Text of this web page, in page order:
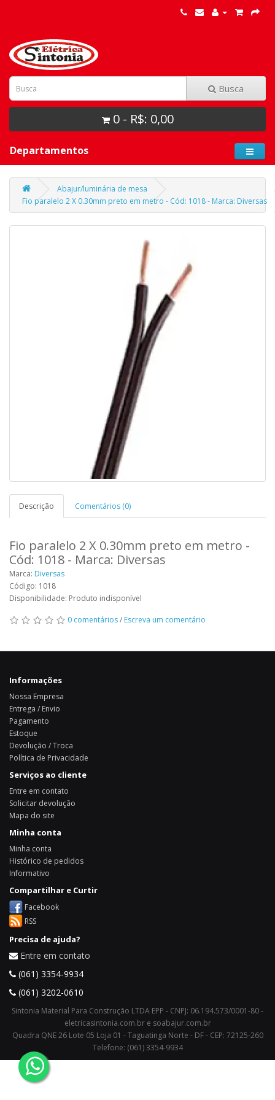
Busca
0 - R$: 0,00
Departamentos
Abajur/luminária de mesa
Fio paralelo 2 X 0.30mm preto em metro - Cód: 1018 - Marca: Diversas
Descrição Comentários (0)
Fio paralelo 2 X 0.30mm preto em metro -
Cód: 1018 - Marca: Diversas
Marca: Diversas
Código: 1018
Disponibilidade: Produto indisponível
0 comentários/ Escreva um comentário
Informações
Nossa Empresa
Entrega / Envio
Pagamento
Estoque
Devolução / Troca
Política de Privacidade
Serviços ao cliente
Entre em contato
Solicitar devolução
Mapa do site
Minha conta
Minha conta
Histórico de pedidos
Informativo
Compartilhar e Curtir
Facebook
RSS
Precisa de ajuda?
Entre em contato
(061) 3354-9934
(061) 3202-0610
Sintonia Material Para Construção LTDA EPP - CNPJ: 06.194.573/0001-80 -
eletricasintonia.com.br e soabajur.com.br
Quadra QNE 26 Lote 05 Loja 01 - Taguatinga Norte - DF - CEP: 72125-260
Telefone: (061) 3354-9934